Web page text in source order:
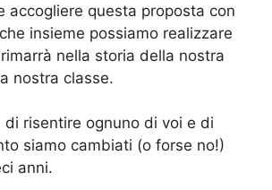
accogliere questa proposta con
insieme possiamo realizzare
nella storia della nostra
nostra classe.
di risentire ognuno di voi e di
siamo cambiati (o forse no!)
anni.